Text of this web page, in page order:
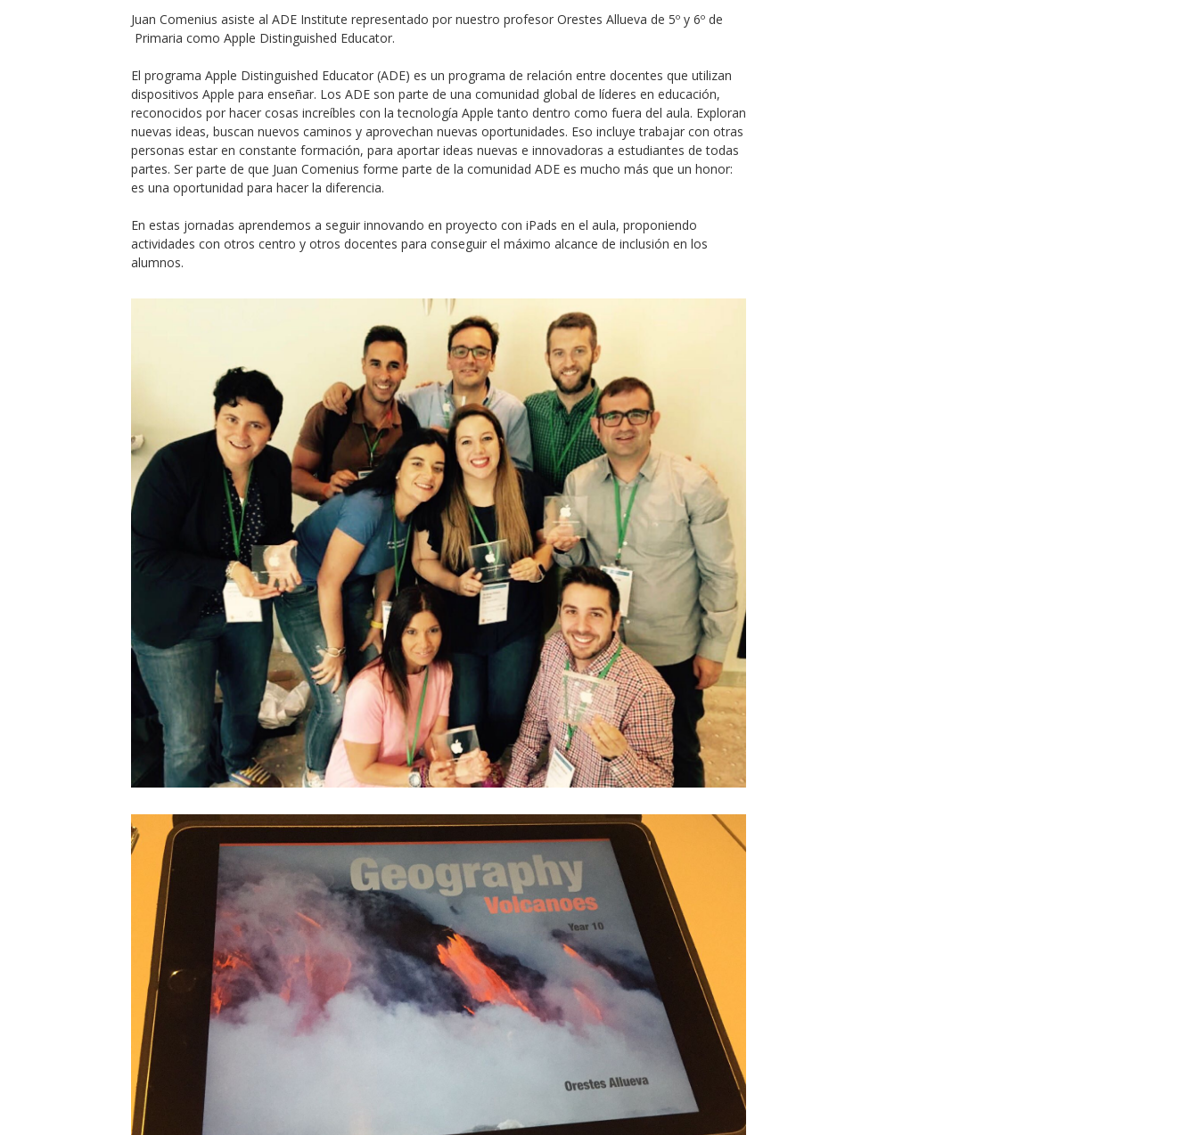
Juan Comenius asiste al ADE Institute representado por nuestro profesor Orestes Allueva de 5º y 6º de
Primaria como Apple Distinguished Educator.
El programa Apple Distinguished Educator (ADE) es un programa de relación entre docentes que utilizan
dispositivos Apple para enseñar. Los ADE son parte de una comunidad global de líderes en educación,
reconocidos por hacer cosas increíbles con la tecnología Apple tanto dentro como fuera del aula. Exploran
nuevas ideas, buscan nuevos caminos y aprovechan nuevas oportunidades. Eso incluye trabajar con otras
personas estar en constante formación, para aportar ideas nuevas e innovadoras a estudiantes de todas
partes. Ser parte de que Juan Comenius forme parte de la comunidad ADE es mucho más que un honor:
es una oportunidad para hacer la diferencia.
En estas jornadas aprendemos a seguir innovando en proyecto con iPads en el aula, proponiendo
actividades con otros centro y otros docentes para conseguir el máximo alcance de inclusión en los
alumnos.